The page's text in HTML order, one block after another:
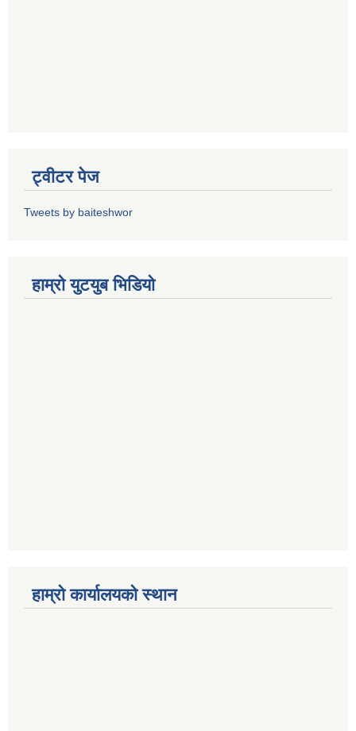
ट्वीटर पेज
Tweets by baiteshwor
हाम्राे युटयुब भिडियाे
हाम्राे कार्यालयकाे स्थान